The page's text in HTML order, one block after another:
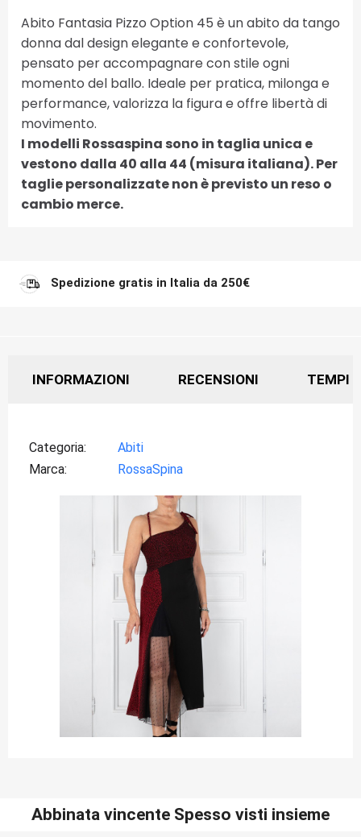
Abito Fantasia Pizzo Option 45 è un abito da tango
donna dal design elegante e confortevole,
pensato per accompagnare con stile ogni
momento del ballo. Ideale per pratica, milonga e
performance, valorizza la figura e offre libertà di
movimento.
I modelli Rossaspina sono in taglia unica e
vestono dalla 40 alla 44 (misura italiana). Per
taglie personalizzate non è previsto un reso o
cambio merce.
Spedizione gratis in Italia da 250€
INFORMAZIONI RECENSIONI TEMPI
Categoria
Abiti
Marca
RossaSpina
Abbinata vincente Spesso visti insieme